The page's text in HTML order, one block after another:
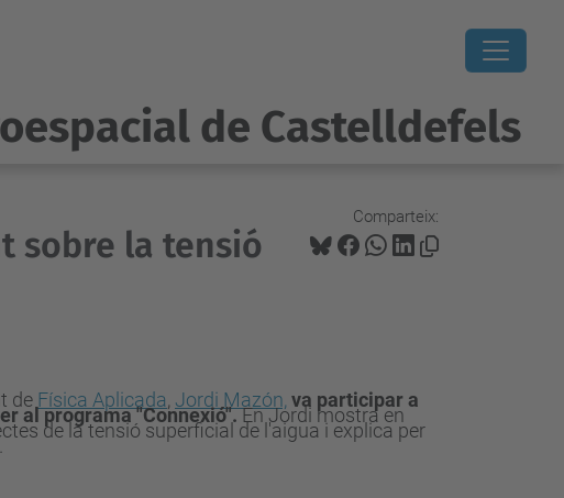
de Castelldefels
Comparteix:
sobre la tensió
de Física Aplicada, Jordi Mazón, va participar a
al programa "Connexió".En Jordi mostra en
de la tensió superficial de l'aigua i explica per